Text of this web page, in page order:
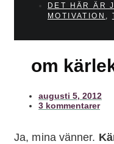
DET HÄR ÄR
MOTIVATION
om
augusti 5, 2012
3 kommentarer
Ja, mina vänner.